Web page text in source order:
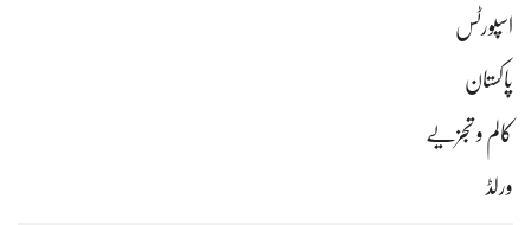
اسپورٹس
پاکستان
کالم و تجزیے
ورلڈ